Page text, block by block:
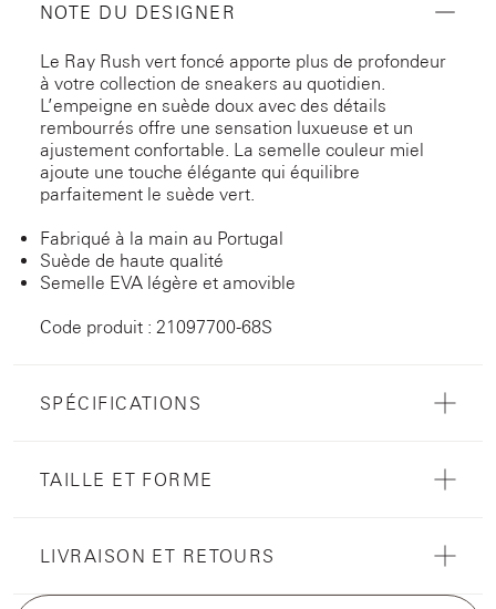
NOTE DU DESIGNER
Le Ray Rush vert foncé apporte plus de profondeur
à votre collection de sneakers au quotidien.
L’empeigne en suède doux avec des détails
rembourrés offre une sensation luxueuse et un
ajustement confortable. La semelle couleur miel
ajoute une touche élégante qui équilibre
parfaitement le suède vert.
Fabriqué à la main au Portugal
Suède de haute qualité
Semelle EVA légère et amovible
Code produit : 21097700-68S
SPÉCIFICATIONS
TAILLE ET FORME
LIVRAISON ET RETOURS